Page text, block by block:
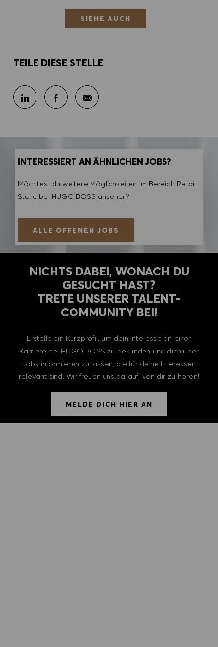
SIEHE AUCH
TEILE DIESE STELLE
Über LinkedIn teilen
Über Facebook teilen
Per E-Mail teilen
INTERESSIERT AN ÄHNLICHEN JOBS?
Möchtest du weitere Möglichkeiten im Bereich Retail
Store bei HUGO BOSS ansehen?
ALLE OFFENEN JOBS
NICHTS DABEI, WONACH DU
GESUCHT HAST?
TRETE UNSERER TALENT-
COMMUNITY BEI!
Erstelle ein Kurzprofil, um dein Interesse an einer
Karriere bei HUGO BOSS zu bekunden und dich über
Jobs informieren zu lassen, die für deine Interessen
relevant sind. Wir freuen uns darauf, von dir zu hören!
MELDE DICH HIER AN